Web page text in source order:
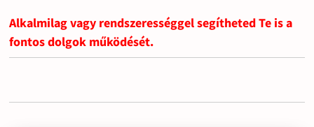
Alkalmilag vagy rendszerességgel segítheted Te is a
fontos dolgok működését.